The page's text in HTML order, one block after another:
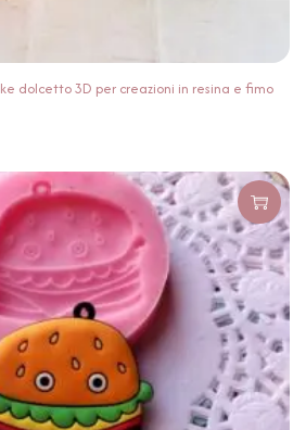
dolcetto 3D per creazioni in resina e fimo